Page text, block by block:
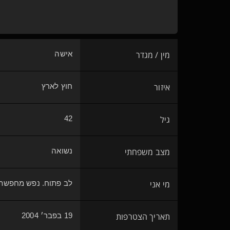
מין / מגדר אישה
איזור חוץ לארץ
גיל 42
מצב משפחתי נשואה
מי אני לב פתוח. נפש
תאריך הצטרפות 19 בפבר׳ 2004